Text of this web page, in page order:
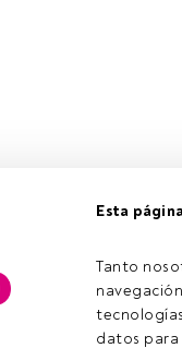
Esta
Tanto
datos para